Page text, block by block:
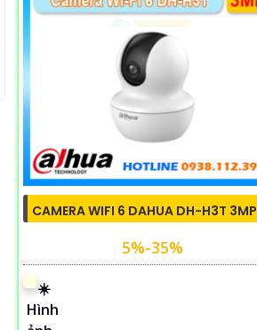
CAMERA WIFI 6 DAHUA DH-H3T 3MP
5%-35%
☀️
Hình